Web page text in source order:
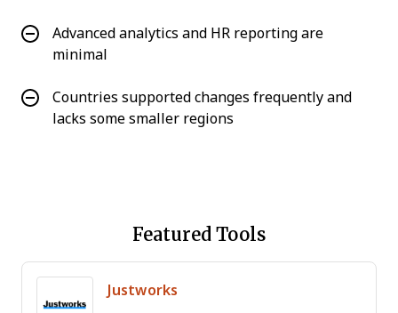
Advanced analytics and HR reporting are
minimal
Countries supported changes frequently and
lacks some smaller regions
Featured Tools
Justworks